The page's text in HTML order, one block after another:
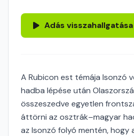
Adás visszahallgatása
A Rubicon est témája Isonzó
hadba lépése után
összeszedve egyetlen
áttörni az osztrák–magyar
az Isonzó folyó mentén, hogy